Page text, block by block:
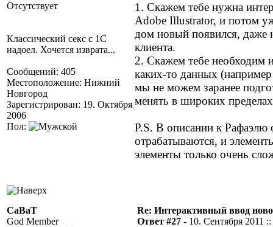
Отсутствует
Классический секс с 1С
надоел. Хочется изврата...
Сообщений: 405
Местоположение: Нижний
Новгород
Зарегистрирован: 19. Октября
2006
Пол:
1. Скажем тебе нужна
Adobe Illustrator, и потом
дом новый появился, даже
клиента.
2. Скажем тебе необходим
каких-то данных
мы не можем заранее
менять в широких
P.S. В описании к Рафаэлю
отрабатываются, и
элементы только очень
CaBaT
God Member
Re: Интерактивный ввод
Ответ #27 - 10. Сентября 2011